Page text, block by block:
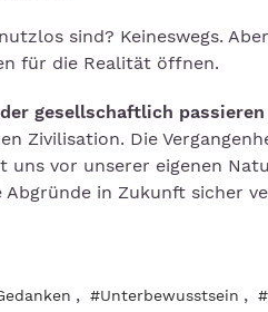
sind? Keineswegs.
für die Realität öffnen.
gesellschaftlich passieren
Zivilisation. Die
uns vor unserer eigenen
Abgründe in Zukunft sicher
, #Unterbewusstsein ,